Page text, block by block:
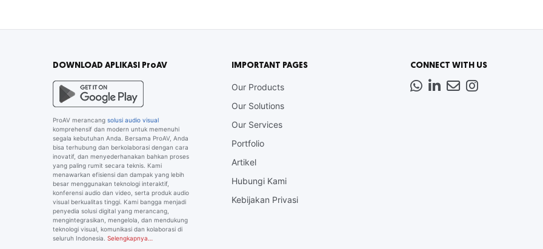
DOWNLOAD APLIKASI ProAV
ProAV merancang solusi audio visual
komprehensif dan modern untuk memenuhi
segala kebutuhan Anda. Bersama ProAV, Anda
bisa terhubung dan berkolaborasi dengan cara
inovatif, dan menyederhanakan bahkan proses
yang paling rumit secara teknis. Kami
menawarkan efisiensi dan dampak yang lebih
besar menggunakan teknologi interaktif,
konferensi audio dan video, serta produk audio
visual berkualitas tinggi. Kami bangga menjadi
penyedia solusi digital yang merancang,
mengintegrasikan, mengelola, dan mendukung
teknologi visual, komunikasi dan kolaborasi di
seluruh Indonesia. Selengkapnya…
IMPORTANT PAGES
Our Products
Our Solutions
Our Services
Portfolio
Artikel
Hubungi Kami
Kebijakan Privasi
CONNECT WITH US
Whatsapp
LinkedIn
NewsInstagram